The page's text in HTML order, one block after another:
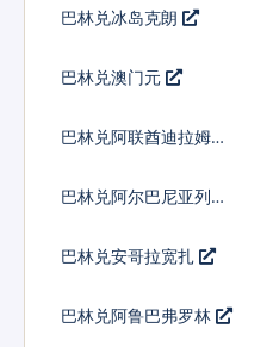
巴林兑冰岛克朗
巴林兑澳门元
巴林兑阿联酋迪拉姆流
巴林兑阿尔巴尼亚列克
巴林兑安哥拉宽扎
巴林兑阿鲁巴弗罗林